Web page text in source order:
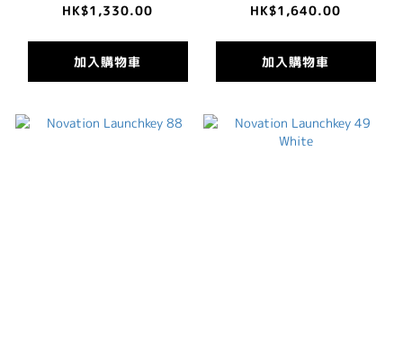
HK$1,330.00
加入購物車
HK$1,640.00
加入購物車